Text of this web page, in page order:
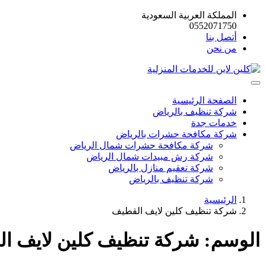
المملكة العربية السعودية
0552071750
أتصل بنا
من نحن
الصفحة الرئيسية
شركة تنظيف بالرياض
خدمات جدة
شركة مكافحة حشرات بالرياض
شركة مكافحة حشرات شمال الرياض
شركة رش مبيدات شمال الرياض
شركة تعقيم منازل بالرياض
شركة تنظيف بالرياض
الرئيسية
شركة تنظيف كلين لايف القطيف
الوسم: شركة تنظيف كلين لايف